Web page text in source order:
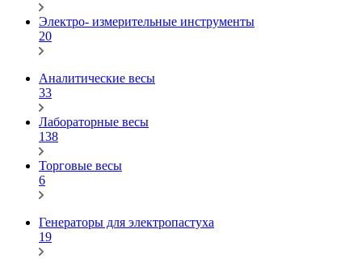
Электро- измерительные инструменты
20
Аналитические весы
33
Лабораторные весы
138
Торговые весы
6
Генераторы для электропастуха
19